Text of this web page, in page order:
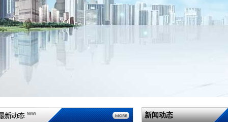
新闻动态